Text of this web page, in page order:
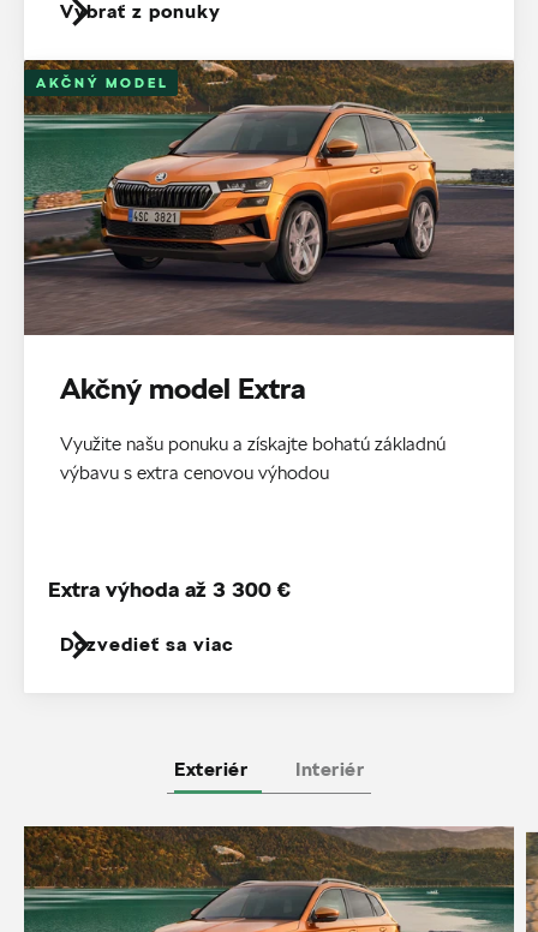
Vybrať z ponuky
AKČNÝ MODEL
Akčný model Extra
Využite našu ponuku a získajte bohatú základnú
výbavu s extra cenovou výhodou
Dozvedieť sa viac
Extra výhoda až 3 300 €
Exteriér Interiér